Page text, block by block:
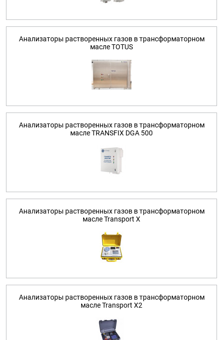
Анализаторы растворенных газов в трансформаторном
масле TOTUS
Анализаторы растворенных газов в трансформаторном
масле TRANSFIX DGA 500
Анализаторы растворенных газов в трансформаторном
масле Transport X
Анализаторы растворенных газов в трансформаторном
масле Transport X2